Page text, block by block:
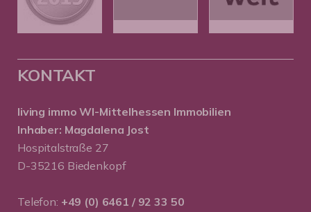
KONTAKT
living immo WI-Mittelhessen Immobilien
Inhaber: Magdalena Jost
Hospitalstraße 27
D-35216 Biedenkopf
Telefon: +49 (0) 6461 / 92 33 50